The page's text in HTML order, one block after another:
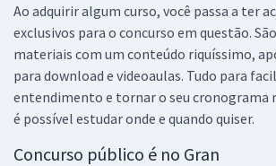
Ao adquirir algum curso, você passa a ter
exclusivos para o concurso em questão.
materiais com um conteúdo riquíssimo,
para download e videoaulas. Tudo para
entendimento e tornar o seu cronograma
é possível estudar onde e quando quiser.
Concurso público é no Gran